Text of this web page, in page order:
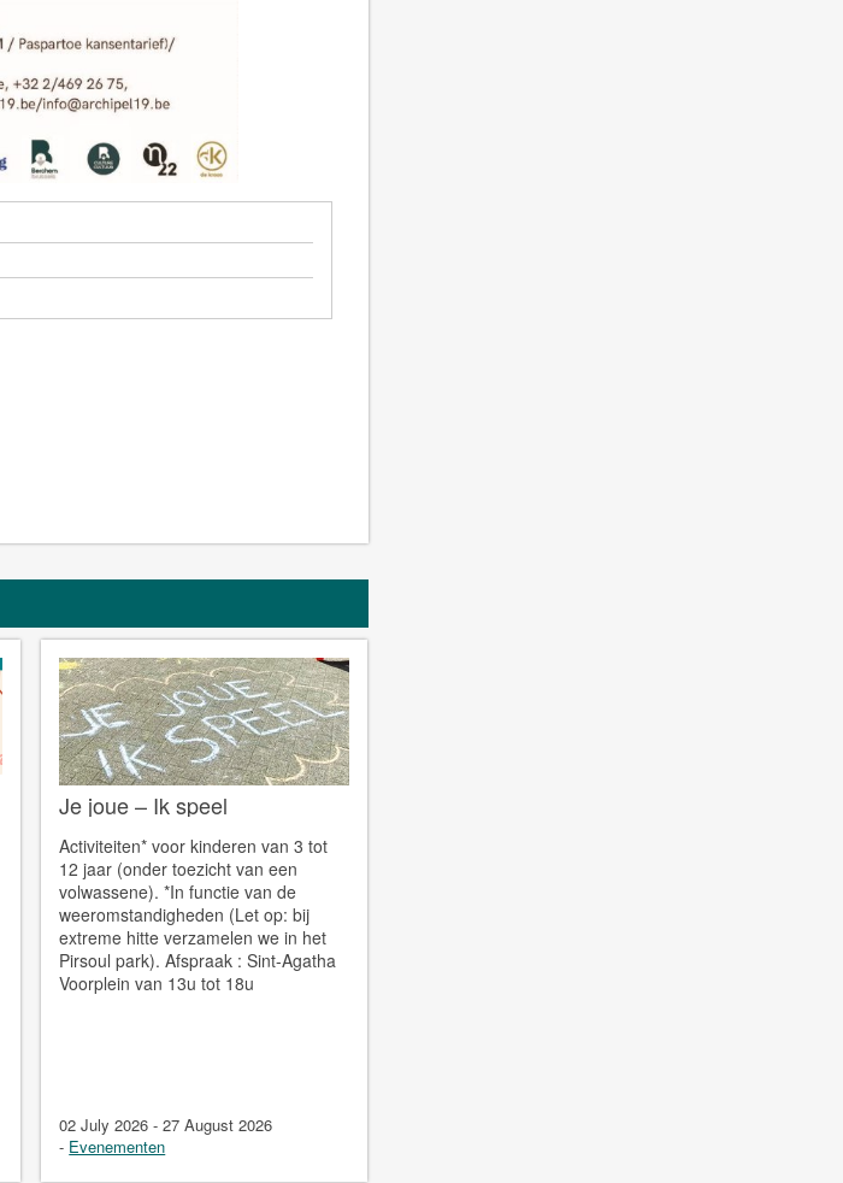
Je joue – Ik speel
Activiteiten* voor kinderen van 3 tot
12 jaar (onder toezicht van een
volwassene). *In functie van de
weeromstandigheden (Let op: bij
extreme hitte verzamelen we in het
Pirsoul park). Afspraak : Sint-Agatha
Voorplein van 13u tot 18u
02 July 2026 - 27 August 2026
- Evenementen